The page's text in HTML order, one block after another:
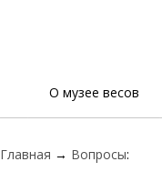
О музее весов
Главная → Вопросы: